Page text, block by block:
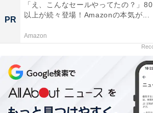
PR
「え、こんなセールやってたの？」
以上が続々登場！Amazonの本気が...
Amazon